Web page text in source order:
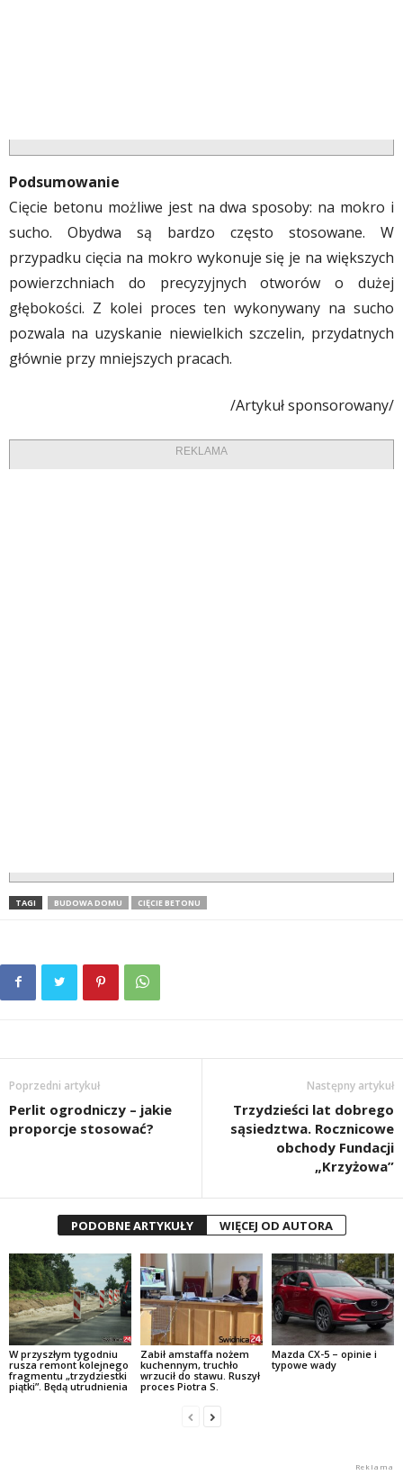
Podsumowanie
Cięcie betonu możliwe jest na dwa sposoby: na mokro i
sucho. Obydwa są bardzo często stosowane. W
przypadku cięcia na mokro wykonuje się je na większych
powierzchniach do precyzyjnych otworów o dużej
głębokości. Z kolei proces ten wykonywany na sucho
pozwala na uzyskanie niewielkich szczelin, przydatnych
głównie przy mniejszych pracach.
/Artykuł sponsorowany/
REKLAMA
TAGI BUDOWA DOMU CIĘCIE BETONU
Poprzedni artykuł
Perlit ogrodniczy – jakie
proporcje stosować?
Następny artykuł
Trzydzieści lat dobrego
sąsiedztwa. Rocznicowe
obchody Fundacji
„Krzyżowa”
PODOBNE ARTYKUŁY WIĘCEJ OD AUTORA
W przyszłym tygodniu
rusza remont kolejnego
fragmentu „trzydziestki
piątki”. Będą utrudnienia
Zabił amstaffa nożem
kuchennym, truchło
wrzucił do stawu. Ruszył
proces Piotra S.
Mazda CX-5 – opinie i
typowe wady